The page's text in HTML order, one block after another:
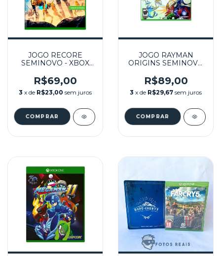
JOGO RECORE
SEMINOVO - XBOX
R$69,00
3 x de R$23,00 sem juros
JOGO RAYMAN
ORIGINS SEMINOVO
360
R$89,00
3 x de R$29,67 sem juros